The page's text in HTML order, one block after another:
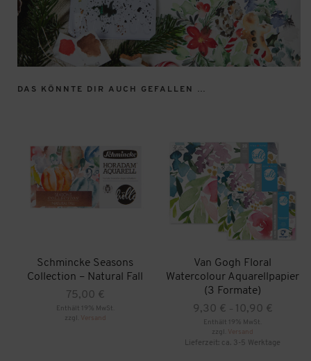
DAS KÖNNTE DIR AUCH GEFALLEN …
Schmincke Seasons
Collection – Natural Fall
75,00 €
Enthält 19% MwSt.
zzgl. Versand
Van Gogh Floral
Watercolour Aquarellpapier
(3 Formate)
9,30 € – 10,90 €
10,90 €
Enthält 19% MwSt.
zzgl. Versand
Lieferzeit: ca. 3-5 Werktage